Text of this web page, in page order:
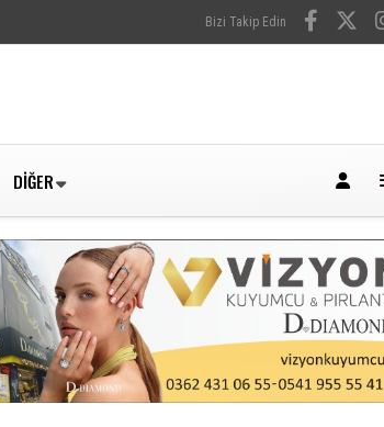
Bizi Takip Edin
DIĞER